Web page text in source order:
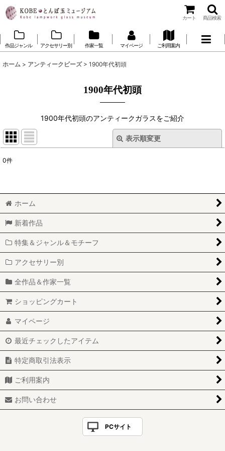
カート 商品検索
作品ジャンル アクセサリー別 作家一覧 マイページ ご利用案内
ホーム > アンティークビーズ > 1900年代初頭
1900年代初頭
1900年代初頭のアンティークガラスをご紹介
表示順変更
並び順:
0件
ホーム
新着作品
特集＆ジャンル＆モチーフ
アクセサリー別
全作品＆作家一覧
ショッピングカート
マイページ
最近チェックしたアイテム
特定商取引法表示
ご利用案内
お問い合わせ
PCサイト